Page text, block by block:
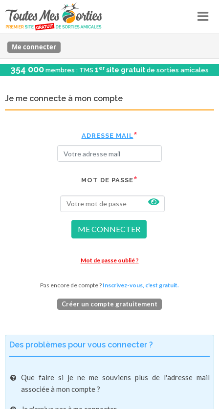
Me connecter
354 000 membres : TMS 1er site gratuit de sorties amicales
Je me connecte à mon compte
ADRESSE MAIL
MOT DE PASSE
ME CONNECTER
Mot de passe oublié ?
Pas encore de compte ? Inscrivez-vous, c'est gratuit.
Créer un compte gratuitement
Des problèmes pour vous connecter ?
Que faire si je ne me souviens plus de l'adresse mail
associée à mon compte ?